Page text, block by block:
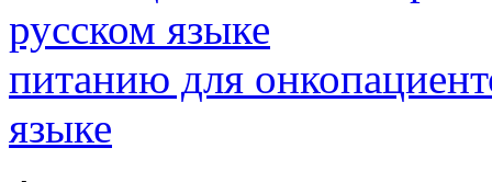
питанию для
языке